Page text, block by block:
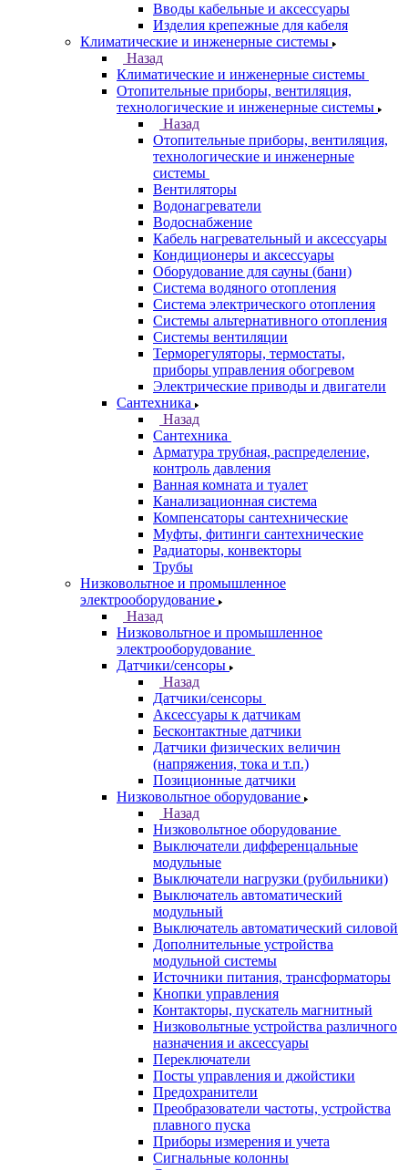
Вводы кабельные и аксессуары
Изделия крепежные для кабеля
Климатические и инженерные системы
Назад
Климатические и инженерные системы
Отопительные приборы, вентиляция,
технологические и инженерные системы
Назад
Отопительные приборы, вентиляция,
технологические и инженерные
системы
Вентиляторы
Водонагреватели
Водоснабжение
Кабель нагревательный и аксессуары
Кондиционеры и аксессуары
Оборудование для сауны (бани)
Система водяного отопления
Система электрического отопления
Системы альтернативного отопления
Системы вентиляции
Терморегуляторы, термостаты,
приборы управления обогревом
Электрические приводы и двигатели
Сантехника
Назад
Сантехника
Арматура трубная, распределение,
контроль давления
Ванная комната и туалет
Канализационная система
Компенсаторы сантехнические
Муфты, фитинги сантехнические
Радиаторы, конвекторы
Трубы
Низковольтное и промышленное
электрооборудование
Назад
Низковольтное и промышленное
электрооборудование
Датчики/сенсоры
Назад
Датчики/сенсоры
Аксессуары к датчикам
Бесконтактные датчики
Датчики физических величин
(напряжения, тока и т.п.)
Позиционные датчики
Низковольтное оборудование
Назад
Низковольтное оборудование
Выключатели дифференцальные
модульные
Выключатели нагрузки (рубильники)
Выключатель автоматический
модульный
Выключатель автоматический силовой
Дополнительные устройства
модульной системы
Источники питания, трансформаторы
Кнопки управления
Контакторы, пускатель магнитный
Низковольтные устройства различного
назначения и аксессуары
Переключатели
Посты управления и джойстики
Предохранители
Преобразователи частоты, устройства
плавного пуска
Приборы измерения и учета
Сигнальные колонны